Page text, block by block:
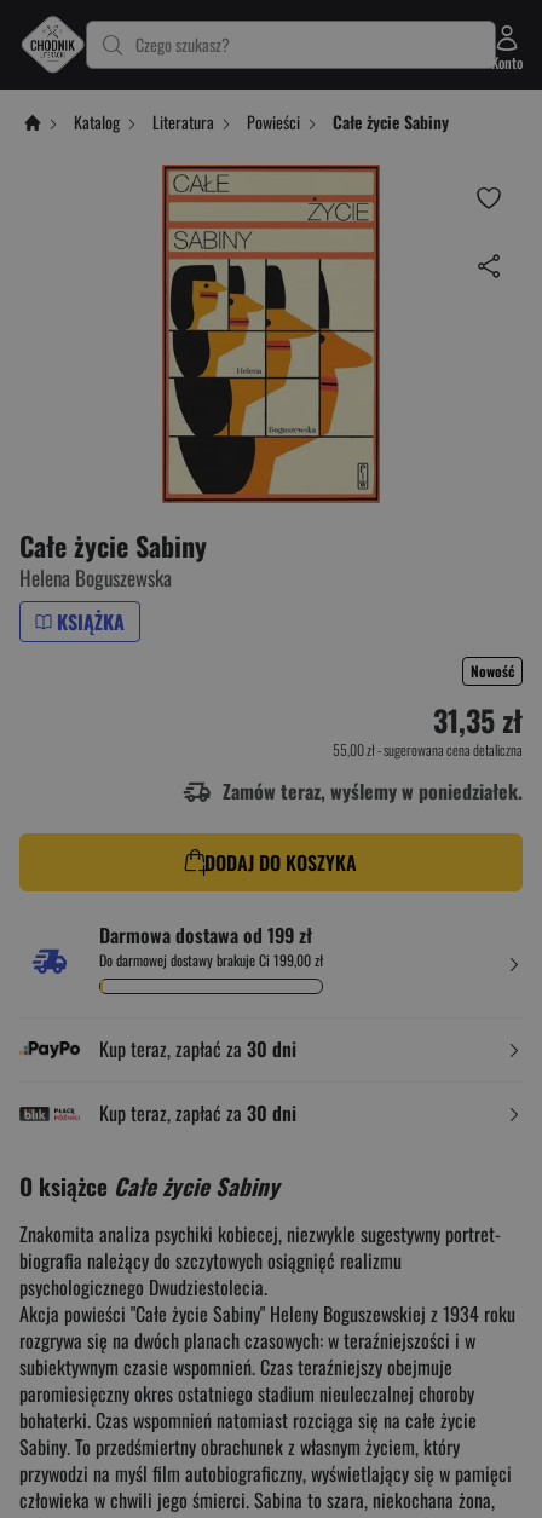
Czego szukasz?
Konto
Katalog Literatura Powieści Całe życie Sabiny
Całe życie Sabiny
Helena Boguszewska
KSIĄŻKA
Nowość
31,35 zł
55,00 zł- sugerowana cena detaliczna
Zamów teraz, wyślemy w poniedziałek.
DODAJ DO KOSZYKA
Darmowa dostawa od 199 zł
Do darmowej dostawy brakuje Ci 199,00 zł
Kup teraz, zapłać za 30 dni
Kup teraz, zapłać za 30 dni
O książce Całe życie Sabiny
Znakomita analiza psychiki kobiecej, niezwykle sugestywny portret-
biografia należący do szczytowych osiągnięć realizmu
psychologicznego Dwudziestolecia.
Akcja powieści "Całe życie Sabiny" Heleny Boguszewskiej z 1934 roku
rozgrywa się na dwóch planach czasowych: w teraźniejszości i w
subiektywnym czasie wspomnień. Czas teraźniejszy obejmuje
paromiesięczny okres ostatniego stadium nieuleczalnej choroby
bohaterki. Czas wspomnień natomiast rozciąga się na całe życie
Sabiny. To przedśmiertny obrachunek z własnym życiem, który
przywodzi na myśl film autobiograficzny, wyświetlający się w pamięci
człowieka w chwili jego śmierci. Sabina to szara, niekochana żona,